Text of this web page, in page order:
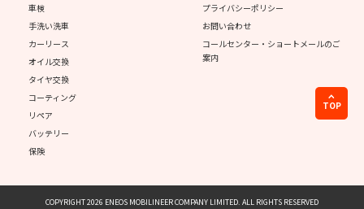
車検
手洗い洗車
カーリース
オイル交換
タイヤ交換
コーティング
リペア
バッテリー
保険
プライバシーポリシー
お問い合わせ
コールセンター・ショートメールのご
案内
COPYRIGHT 2026 ENEOS MOBILINEER COMPANY LIMITED. ALL RIGHTS RESERVED
TOP